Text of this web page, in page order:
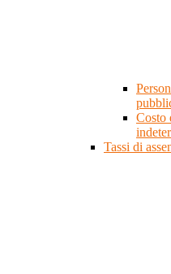
Costo
Tassi di